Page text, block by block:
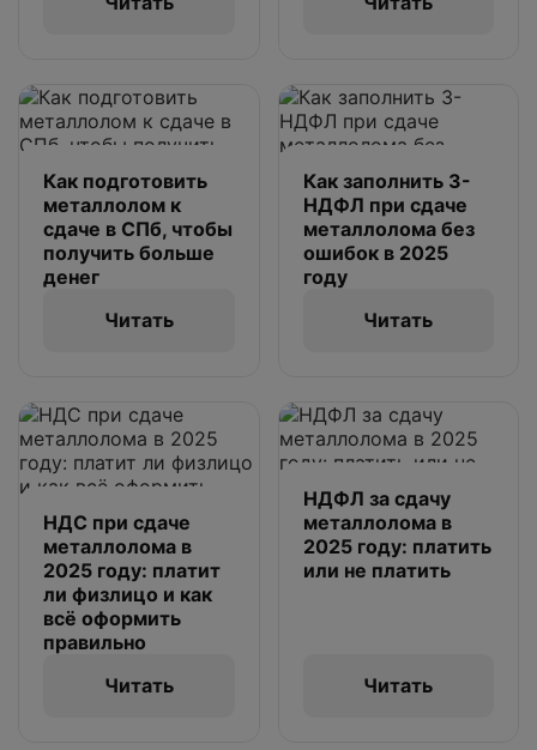
Как подготовить
металлолом к
сдаче в СПб, чтобы
получить больше
денег
Читать
Как заполнить 3-
НДФЛ при сдаче
металлолома без
ошибок в 2025
году
Читать
НДС при сдаче
металлолома в
2025 году: платит
ли физлицо и как
всё оформить
правильно
Читать
НДФЛ за сдачу
металлолома в
2025 году: платить
или не платить
Читать